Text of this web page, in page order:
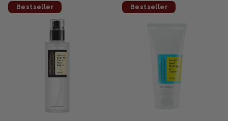
Bestseller Bestseller